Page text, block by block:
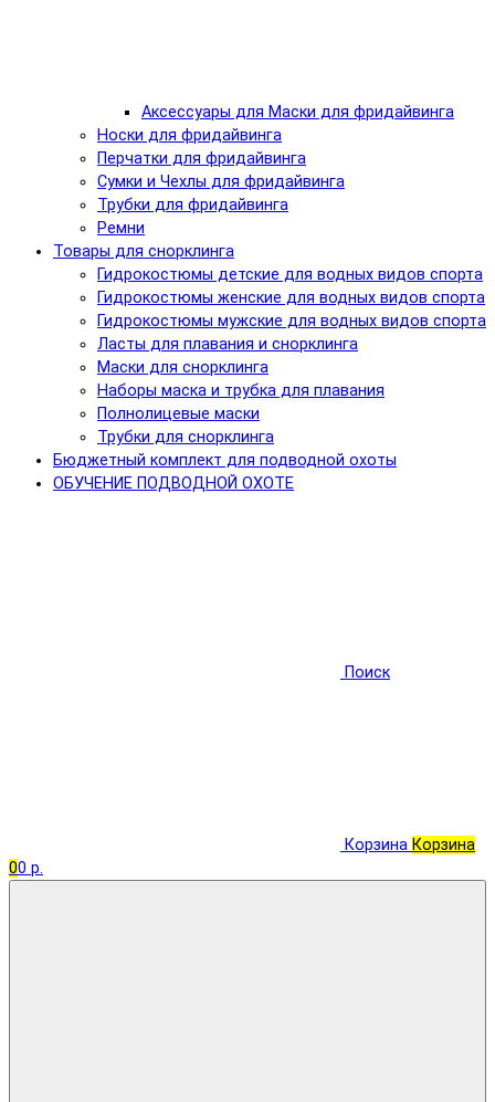
Аксессуары для Маски для фридайвинга
Носки для фридайвинга
Перчатки для фридайвинга
Сумки и Чехлы для фридайвинга
Трубки для фридайвинга
Ремни
Товары для снорклинга
Гидрокостюмы детские для водных видов спорта
Гидрокостюмы женские для водных видов спорта
Гидрокостюмы мужские для водных видов спорта
Ласты для плавания и снорклинга
Маски для снорклинга
Наборы маска и трубка для плавания
Полнолицевые маски
Трубки для снорклинга
Бюджетный комплект для подводной охоты
ОБУЧЕНИЕ ПОДВОДНОЙ ОХОТЕ
Поиск
Корзина Корзина
00 р.